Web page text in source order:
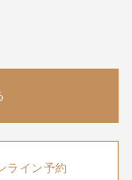
ライン予約